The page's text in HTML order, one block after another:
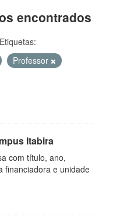
encontrados
Etiquetas:
Professor
Itabira
com título, ano,
financiadora e unidade